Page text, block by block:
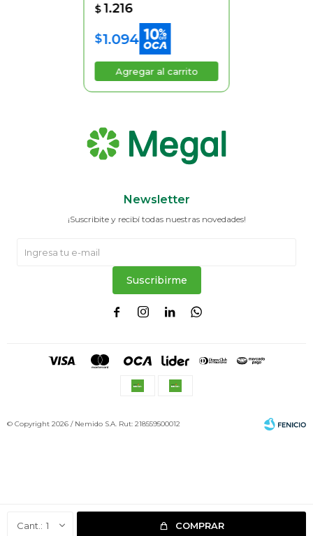
1 COMPRAR
$ 1.216
$1.094
Newsletter
¡Suscribite y recibí todas nuestras novedades!
Suscribirme
   
© Copyright 2026 / Nemido S.A. Rut: 218559500012